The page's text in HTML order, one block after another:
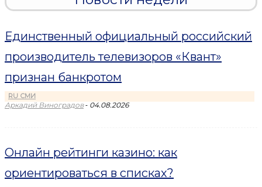
Единственный официальный российский
производитель телевизоров «Квант»
признан банкротом
RU СМИ
Аркадий Виноградов - 04.08.2026
Онлайн рейтинги казино: как
ориентироваться в списках?